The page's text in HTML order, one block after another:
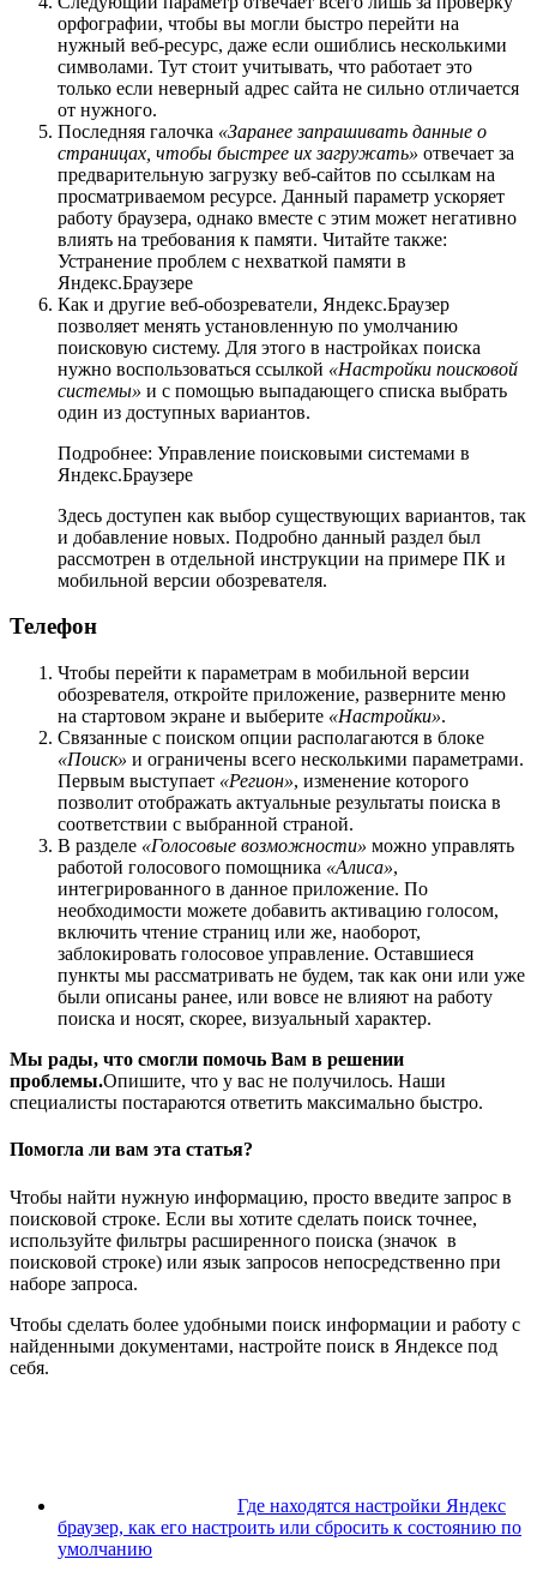
орфографии, чтобы вы могли быстро перейти на
нужный веб-ресурс, даже если ошиблись несколькими
символами. Тут стоит учитывать, что работает это
только если неверный адрес сайта не сильно отличается
от нужного.
Последняя галочка «Заранее запрашивать данные о
страницах, чтобы быстрее их загружать» отвечает за
предварительную загрузку веб-сайтов по ссылкам на
просматриваемом ресурсе. Данный параметр ускоряет
работу браузера, однако вместе с этим может негативно
влиять на требования к памяти. Читайте также:
Устранение проблем с нехваткой памяти в
Яндекс.Браузере
Как и другие веб-обозреватели, Яндекс.Браузер
позволяет менять установленную по умолчанию
поисковую систему. Для этого в настройках поиска
нужно воспользоваться ссылкой «Настройки поисковой
системы» и с помощью выпадающего списка выбрать
один из доступных вариантов.
Подробнее: Управление поисковыми системами в
Яндекс.Браузере
Здесь доступен как выбор существующих вариантов, так
и добавление новых. Подробно данный раздел был
рассмотрен в отдельной инструкции на примере ПК и
мобильной версии обозревателя.
Телефон
Чтобы перейти к параметрам в мобильной версии
обозревателя, откройте приложение, разверните меню
на стартовом экране и выберите «Настройки».
Связанные с поиском опции располагаются в блоке
«Поиск» и ограничены всего несколькими параметрами.
Первым выступает «Регион», изменение которого
позволит отображать актуальные результаты поиска в
соответствии с выбранной страной.
В разделе «Голосовые возможности» можно управлять
работой голосового помощника «Алиса»,
интегрированного в данное приложение. По
необходимости можете добавить активацию голосом,
включить чтение страниц или же, наоборот,
заблокировать голосовое управление. Оставшиеся
пункты мы рассматривать не будем, так как они или уже
были описаны ранее, или вовсе не влияют на работу
поиска и носят, скорее, визуальный характер.
Мы рады, что смогли помочь Вам в решении
проблемы.Опишите, что у вас не получилось. Наши
специалисты постараются ответить максимально быстро.
Помогла ли вам эта статья?
Чтобы найти нужную информацию, просто введите запрос в
поисковой строке. Если вы хотите сделать поиск точнее,
используйте фильтры расширенного поиска (значок в
поисковой строке) или язык запросов непосредственно при
наборе запроса.
Чтобы сделать более удобными поиск информации и работу с
найденными документами, настройте поиск в Яндексе под
себя.
Где находятся настройки Яндекс
браузер, как его настроить или сбросить к состоянию по
умолчанию